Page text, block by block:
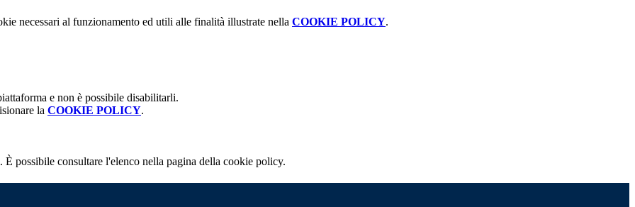
necessari al funzionamento ed utili alle finalità illustrate nella COOKIE POLICY.
e non è possibile disabilitarli.
la COOKIE POLICY.
possibile consultare l'elenco nella pagina della cookie policy.